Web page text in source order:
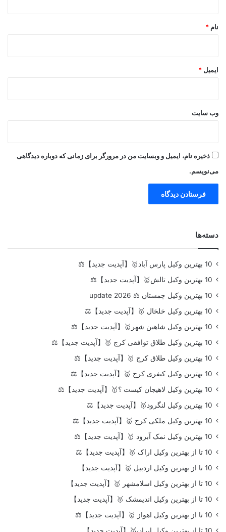
نام *
ایمیل *
وب‌ سایت
ذخیره نام، ایمیل و وبسایت من در مرورگر برای زمانی که دوباره دیدگاهی
می‌نویسم.
دسته‌ها
10 بهترین وکیل پارس آباد🥇【آپدیت جدید】⚖️
10 بهترین وکیل تالش🥇【آپدیت جدید】⚖️
10 بهترین وکیل چمستان ⚖️ update 2026
10 بهترین وکیل خلخال 🥇【آپدیت جدید】⚖️
10 بهترین وکیل شاهین شهر🥇【آپدیت جدید】⚖️
10 بهترین وکیل طلاق توافقی کرج 🥇【آپدیت جدید】⚖️
10 بهترین وکیل طلاق کرج 🥇【آپدیت جدید】⚖️
10 بهترین وکیل کیفری کرج 🥇【آپدیت جدید】⚖️
10 بهترین وکیل لاهیجان کیست ؟🥇【آپدیت جدید】⚖️
10 بهترین وکیل لنگرود🥇【آپدیت جدید】⚖️
10 بهترین وکیل ملکی کرج 🥇【آپدیت جدید】⚖️
10 بهترین وکیل نمک آبرود 🥇【آپدیت جدید】⚖️
10 تا از بهترین وکیل اراک 🥇【آپدیت جدید】⚖️
10 تا از بهترین وکیل اردبیل 🥇【آپدیت جدید】
10 تا از بهترین وکیل اسلامشهر 🥇【آپدیت جدید】
10 تا از بهترین وکیل اندیمشک 🥇【آپدیت جدید】
10 تا از بهترین وکیل اهواز 🥇【آپدیت جدید】⚖️
10 تا از بهترین وکیل ایران🥇【آپدیت جدید】